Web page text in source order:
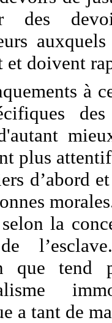
des
doivent
à
plus
d’abord
la
que tend
a tant de